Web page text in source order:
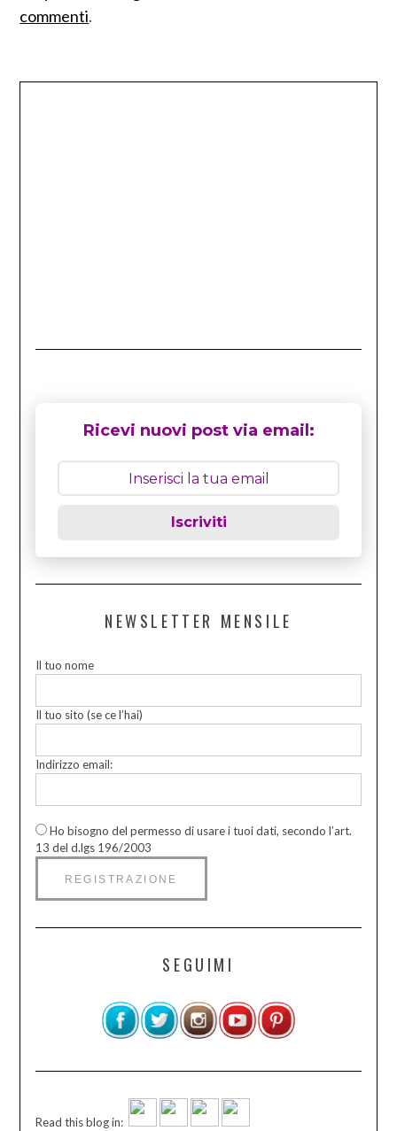
commenti.
Ricevi nuovi post via email:
Iscriviti
NEWSLETTER MENSILE
Il tuo nome
Il tuo sito (se ce l’hai)
Indirizzo email:
Ho bisogno del permesso di usare i tuoi dati, secondo l’art.
13 del d.lgs 196/2003
SEGUIMI
Read this blog in: